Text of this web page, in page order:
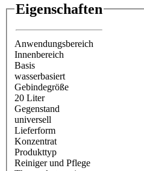
Eigenschaften
Anwendungsbereich
Innenbereich
Basis
wasserbasiert
Gebindegröße
20 Liter
Gegenstand
universell
Lieferform
Konzentrat
Produkttyp
Reiniger und Pflege